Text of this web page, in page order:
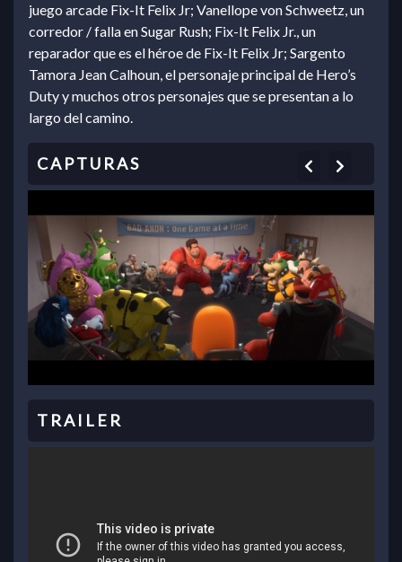
juego arcade Fix-It Felix Jr; Vanellope von Schweetz, un
corredor / falla en Sugar Rush; Fix-It Felix Jr., un
reparador que es el héroe de Fix-It Felix Jr; Sargento
Tamora Jean Calhoun, el personaje principal de Hero’s
Duty y muchos otros personajes que se presentan a lo
largo del camino.
Previous